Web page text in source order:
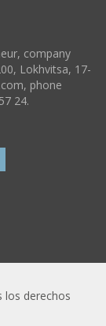
company
Lokhvitsa, 17-
, phone
24.
los derechos